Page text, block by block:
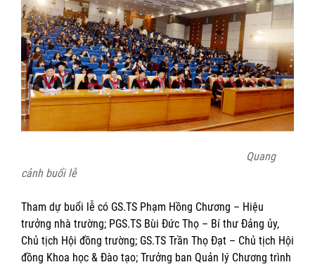
Quang
cảnh buổi lễ
Tham dự buổi lễ có GS.TS Phạm Hồng Chương – Hiệu
trưởng nhà trường; PGS.TS Bùi Đức Thọ – Bí thư Đảng ủy,
Chủ tịch Hội đồng trường; GS.TS Trần Thọ Đạt – Chủ tịch Hội
đồng Khoa học & Đào tạo; Trưởng ban Quản lý Chương trình